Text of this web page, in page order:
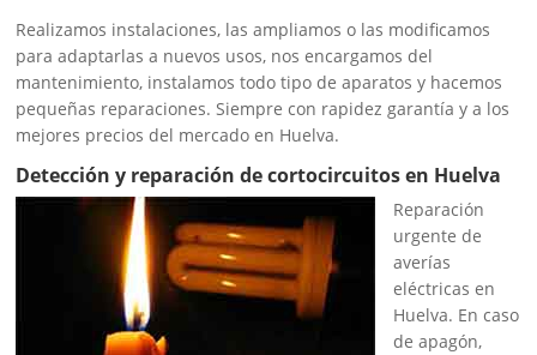
Realizamos instalaciones, las ampliamos o las modificamos
para adaptarlas a nuevos usos, nos encargamos del
mantenimiento, instalamos todo tipo de aparatos y hacemos
pequeñas reparaciones. Siempre con rapidez garantía y a los
mejores precios del mercado en Huelva.
Detección y reparación de cortocircuitos en Huelva
Reparación
urgente de
averías
eléctricas en
Huelva. En caso
de apagón,